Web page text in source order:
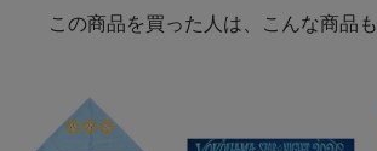
この商品を買った人は、こんな商品